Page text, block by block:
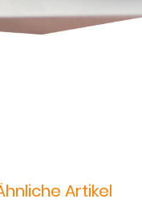
Artikel